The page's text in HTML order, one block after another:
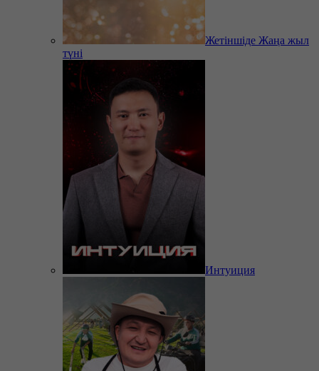
Жетіншіде Жаңа жыл
түні
Интуиция